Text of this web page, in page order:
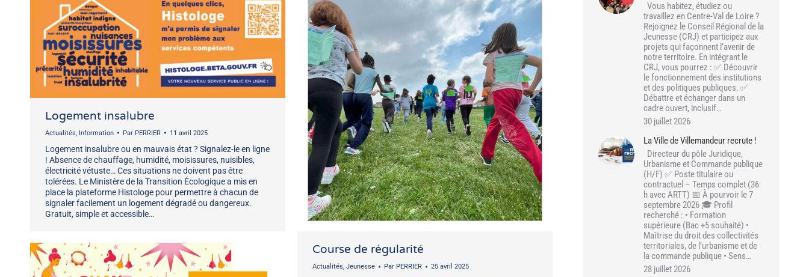
Course de régularité
Actualités, Jeunesse Par PERRIER 25 avril 2025
Logement insalubre
Actualités Information Par PERRIER 11 avril 2025
Logement insalubre ou en mauvais état ? Signalez-le en ligne
! Absence de chauffage, humidité, moisissures, nuisibles,
électricité vétuste… Ces situations ne doivent pas être
tolérées. Le Ministère de la Transition Écologique a mis en
place la plateforme Histologe pour permettre à chacun de
signaler facilement un logement dégradé ou dangereux.
Gratuit, simple et accessible…
Vous habitez, étudiez ou
travaillez en Centre-Val de Loire ?
Rejoignez le Conseil Régional de la
Jeunesse (CRJ) et participez aux
projets qui façonnent l’avenir de
notre territoire. En intégrant le
CRJ, vous pourrez : ✅ Découvrir
le fonctionnement des institutions
et des politiques publiques. ✅
Débattre et échanger dans un
cadre ouvert, inclusif…
30 juillet 2026
La Ville de Villemandeur recrute !
Directeur du pôle Juridique,
Urbanisme et Commande publique
(H/F) ✅ Poste titulaire ou
contractuel – Temps complet (36
h avec ARTT) 📅 À pourvoir le 7
septembre 2026 🎓 Profil
recherché : • Formation
supérieure (Bac +5 souhaité) •
Maîtrise du droit des collectivités
territoriales, de l’urbanisme et de
la commande publique • Sens…
28 juillet 2026